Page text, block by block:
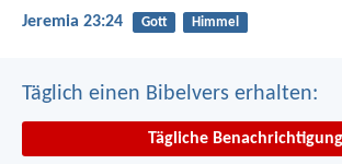
Jeremia 23:24 Gott Himmel
Täglich einen Bibelvers erhalten:
Tägliche Benachrichtigung